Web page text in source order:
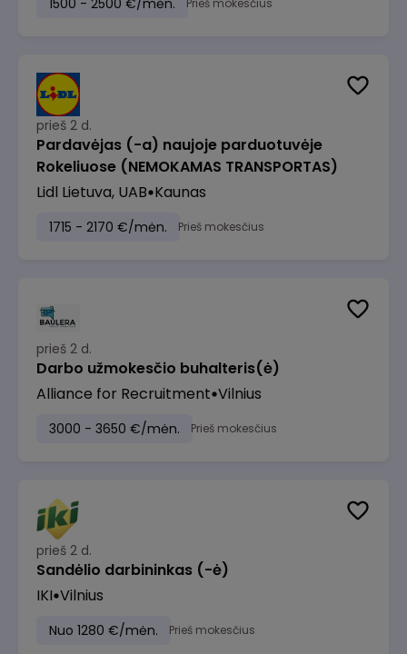
1500 - 2500 €/mėn. Prieš mokesčius
prieš 2 d.
Pardavėjas (-a) naujoje parduotuvėje
Rokeliuose (NEMOKAMAS TRANSPORTAS)
Lidl Lietuva, UAB Kaunas
1715 - 2170 €/mėn. Prieš mokesčius
prieš 2 d.
Darbo užmokesčio buhalteris(ė)
Alliance for Recruitment Vilnius
3000 - 3650 €/mėn. Prieš mokesčius
prieš 2 d.
Sandėlio darbininkas (-ė)
IKI Vilnius
Nuo 1280 €/mėn. Prieš mokesčius